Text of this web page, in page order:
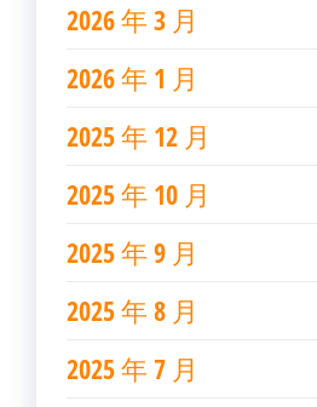
2026 年 3 月
2026 年 1 月
2025 年 12 月
2025 年 10 月
2025 年 9 月
2025 年 8 月
2025 年 7 月